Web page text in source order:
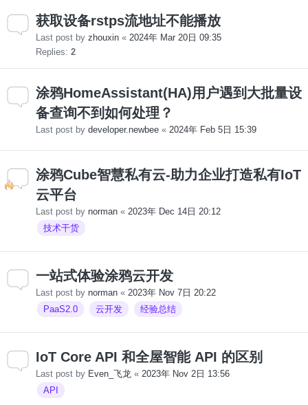
获取设备rstps流地址不能播放
Last post by zhouxin « 2024年 Mar 20日 09:35
Replies: 2
涂鸦HomeAssistant(HA)用户遇到大批量设
备查询不到如何处理？
Last post by developer.newbee « 2024年 Feb 5日 15:39
涂鸦Cube智慧私有云-助力企业打造私有IoT
云平台
Last post by norman « 2023年 Dec 14日 20:12
技术干货
一站式体验涂鸦云开发
Last post by norman « 2023年 Nov 7日 20:22
PaaS2.0
云开发 经验总结
IoT Core API 和全屋智能 API 的区别
Last post by Even_飞龙 « 2023年 Nov 2日 13:56
API